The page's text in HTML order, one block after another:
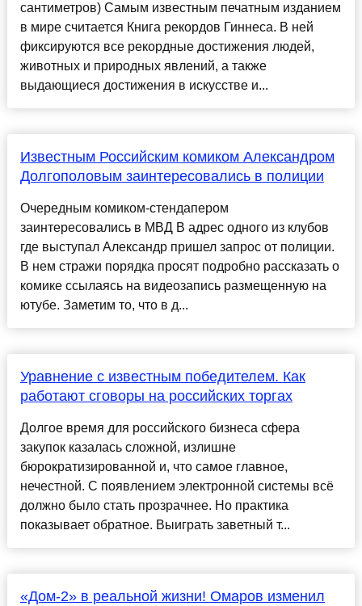
сантиметров) Самым известным печатным изданием
в мире считается Книга рекордов Гиннеса. В ней
фиксируются все рекордные достижения людей,
животных и природных явлений, а также
выдающиеся достижения в искусстве и...
Известным Российским комиком Александром
Долгополовым заинтересовались в полиции
Очередным комиком-стендапером
заинтересовались в МВД В адрес одного из клубов
где выступал Александр пришел запрос от полиции.
В нем стражи порядка просят подробно рассказать о
комике ссылаясь на видеозапись размещенную на
ютубе. Заметим то, что в д...
Уравнение с известным победителем. Как
работают сговоры на российских торгах
Долгое время для российского бизнеса сфера
закупок казалась сложной, излишне
бюрократизированной и, что самое главное,
нечестной. С появлением электронной системы всё
должно было стать прозрачнее. Но практика
показывает обратное. Выиграть заветный т...
«Дом-2» в реальной жизни! Омаров изменил